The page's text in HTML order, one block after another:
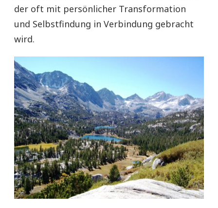
der oft mit persönlicher Transformation
und Selbstfindung in Verbindung gebracht
wird.